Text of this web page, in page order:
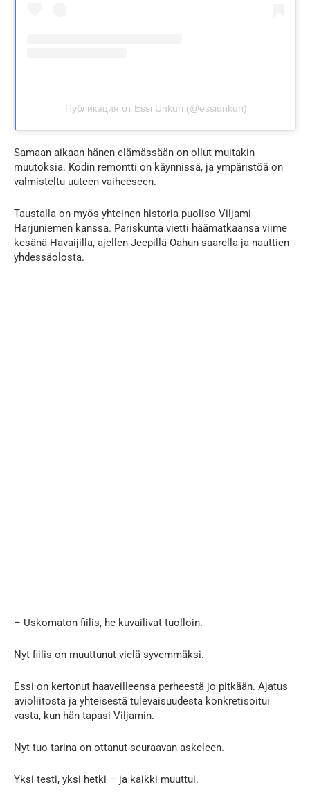
Публикация от Essi Unkuri (@essiunkuri)
Samaan aikaan hänen elämässään on ollut muitakin
muutoksia. Kodin remontti on käynnissä, ja ympäristöä on
valmisteltu uuteen vaiheeseen.
Taustalla on myös yhteinen historia puoliso Viljami
Harjuniemen kanssa. Pariskunta vietti häämatkaansa viime
kesänä Havaijilla, ajellen Jeepillä Oahun saarella ja nauttien
yhdessäolosta.
– Uskomaton fiilis, he kuvailivat tuolloin.
Nyt fiilis on muuttunut vielä syvemmäksi.
Essi on kertonut haaveilleensa perheestä jo pitkään. Ajatus
avioliitosta ja yhteisestä tulevaisuudesta konkretisoitui
vasta, kun hän tapasi Viljamin.
Nyt tuo tarina on ottanut seuraavan askeleen.
Yksi testi, yksi hetki – ja kaikki muuttui.